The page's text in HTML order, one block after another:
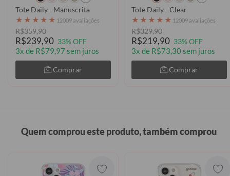
Tote Daily - Manuscrita
★ ★ ★ ★ ★ 12009 avaliações
R$359,90
R$239,90 33% OFF
3x de R$79,97 sem juros
Comprar
Tote Daily - Clear
★ ★ ★ ★ ★ 12009 avaliações
R$329,90
R$219,90 33% OFF
3x de R$73,30 sem juros
Comprar
Quem comprou este produto, também comprou